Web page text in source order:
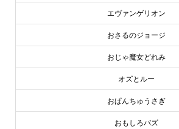
エヴァンゲリオン
おさるのジョージ
おじゃ魔女どれみ
オズとルー
おぱんちゅうさぎ
おもしろバズ